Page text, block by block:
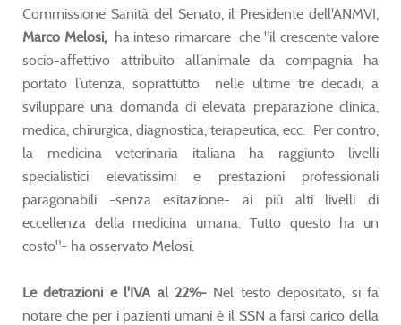
Commissione Sanità del Senato, il Presidente dell'ANMVI,
Marco Melosi, ha inteso rimarcare che "il crescente valore
socio-affettivo attribuito all’animale da compagnia ha
portato l’utenza, soprattutto nelle ultime tre decadi, a
sviluppare una domanda di elevata preparazione clinica,
medica, chirurgica, diagnostica, terapeutica, ecc. Per contro,
la medicina veterinaria italiana ha raggiunto livelli
specialistici elevatissimi e prestazioni professionali
paragonabili -senza esitazione- ai più alti livelli di
eccellenza della medicina umana. Tutto questo ha un
costo"- ha osservato Melosi.
Le detrazioni e l'IVA al 22%- Nel testo depositato, si fa
notare che per i pazienti umani è il SSN a farsi carico della